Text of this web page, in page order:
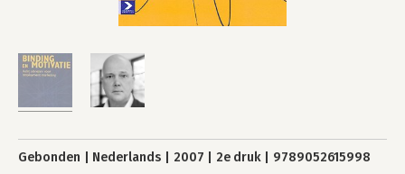
Gebonden Nederlands 2007 2e druk 9789052615998